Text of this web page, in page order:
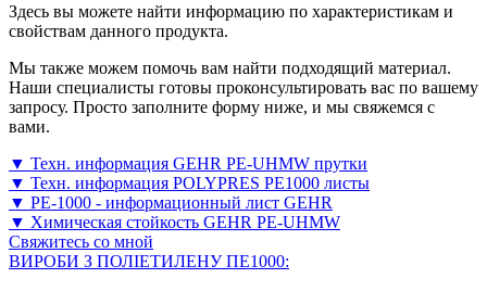
Здесь вы можете найти информацию по характеристикам и
свойствам данного продукта.
Мы также можем помочь вам найти подходящий материал.
Наши специалисты готовы проконсультировать вас по вашему
запросу. Просто заполните форму ниже, и мы свяжемся с
вами.
▼ Техн. информация GEHR PE-UHMW прутки
▼ Техн. информация POLYPRES PE1000 листы
▼ PE-1000 - информационный лист GEHR
▼ Химическая стойкость GEHR PE-UHMW
Свяжитесь со мной
ВИРОБИ З ПОЛІЕТИЛЕНУ ПЕ1000: